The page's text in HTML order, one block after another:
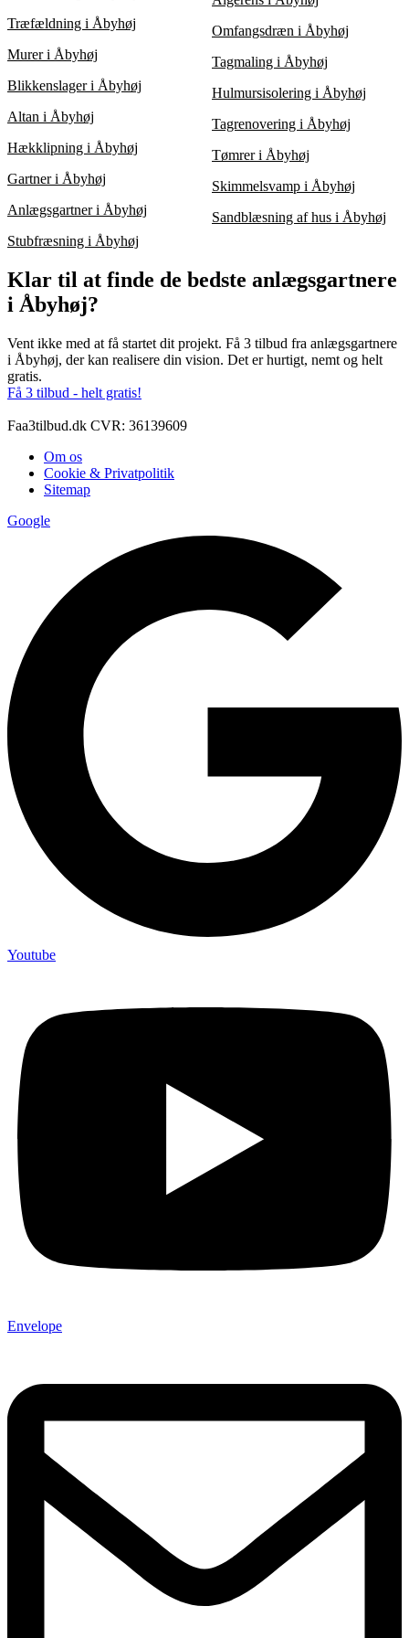
Træfældning i Åbyhøj
Murer i Åbyhøj
Blikkenslager i Åbyhøj
Altan i Åbyhøj
Hækklipning i Åbyhøj
Gartner i Åbyhøj
Anlægsgartner i Åbyhøj
Stubfræsning i Åbyhøj
Omfangsdræn i Åbyhøj
Tagmaling i Åbyhøj
Hulmursisolering i Åbyhøj
Tagrenovering i Åbyhøj
Tømrer i Åbyhøj
Skimmelsvamp i Åbyhøj
Sandblæsning af hus i Åbyhøj
Klar til at finde de bedste anlægsgartnere
i Åbyhøj?
Vent ikke med at få startet dit projekt. Få 3 tilbud fra anlægsgartnere
i Åbyhøj, der kan realisere din vision. Det er hurtigt, nemt og helt
gratis.
Få 3 tilbud - helt gratis!
Faa3tilbud.dk CVR: 36139609
Om os
Cookie & Privatpolitik
Sitemap
Google
Youtube
Envelope